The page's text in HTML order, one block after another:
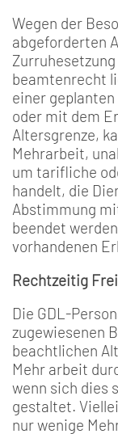
Wegen der
abgeforderten
beamtenrecht­
einer
oder mit dem
Altersgrenze,
Mehrarbeit,
um tarif­liche
handelt, die
Abstimmung
beendet
vorhandenen
Rechtzeitig
Die GDL­-
zugewiesenen
beachtlichen
Mehr­ arbeit
wenn sich dies
gestaltet.
nur wenige